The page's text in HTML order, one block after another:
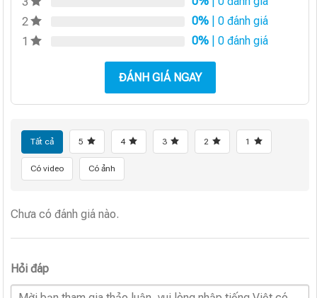
2
0% | 0 đánh giá
1
0% | 0 đánh giá
ĐÁNH GIÁ NGAY
Tất cả 5 4 3 2 1
Có video Có ảnh
Chưa có đánh giá nào.
Hỏi đáp